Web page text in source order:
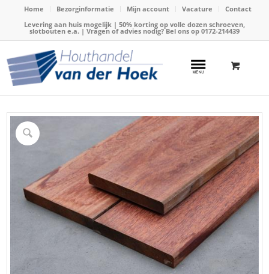
Home Bezorginformatie Mijn account Vacature
Contact
Levering aan huis mogelijk | 50% korting op volle dozen schroeven,
slotbouten e.a. | Vragen of advies nodig? Bel ons op 0172-214439
Home / Webshop / Hardhout / Hardhouten vlonderplanken /
Dekdeel hardhout 27x190mm x 250cm (Cumaru) rood